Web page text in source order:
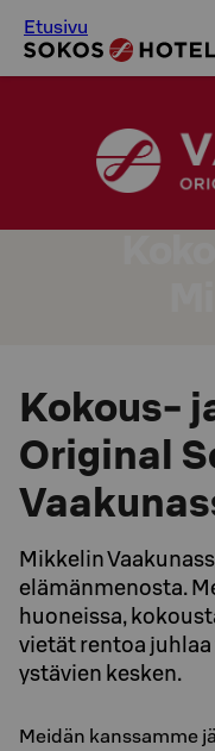
Etusivu
Kokous-
Original
Mikkelin
elämänmenosta.
huoneissa,
vietät rentoa
ystävien kesken.
Meidän kanssamme